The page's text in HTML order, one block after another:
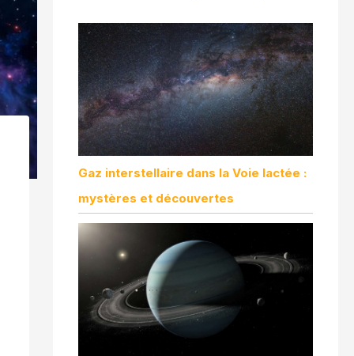
Gaz interstellaire dans la Voie lactée :
mystères et découvertes